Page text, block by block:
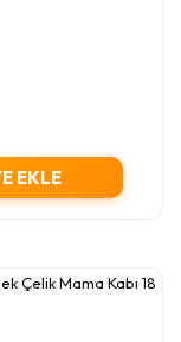
EKLE
Çelik Mama Kabı 18